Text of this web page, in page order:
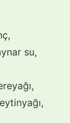
su,